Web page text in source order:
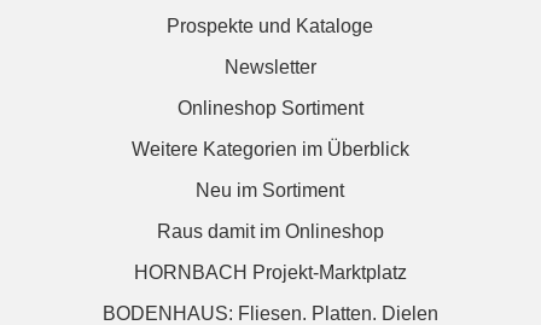
Prospekte und Kataloge
Newsletter
Onlineshop Sortiment
Weitere Kategorien im Überblick
Neu im Sortiment
Raus damit im Onlineshop
HORNBACH Projekt-Marktplatz
BODENHAUS: Fliesen. Platten. Dielen